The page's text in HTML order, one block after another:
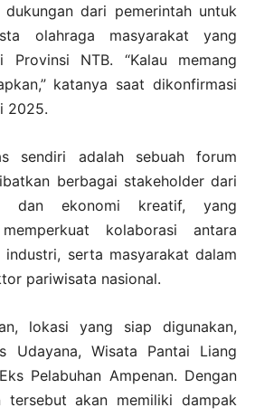
dari pemerintah untuk
olahraga masyarakat yang
Provinsi NTB. “Kalau memang
katanya saat dikonfirmasi
2025.
sendiri adalah sebuah forum
berbagai stakeholder dari
dan ekonomi kreatif, yang
kolaborasi antara
industri, serta masyarakat dalam
pariwisata nasional.
lokasi yang siap digunakan,
Udayana, Wisata Pantai Liang
Pelabuhan Ampenan. Dengan
tersebut akan memiliki dampak